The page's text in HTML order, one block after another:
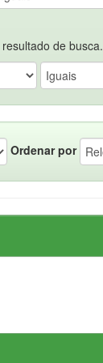
de busca.
Ordenar por